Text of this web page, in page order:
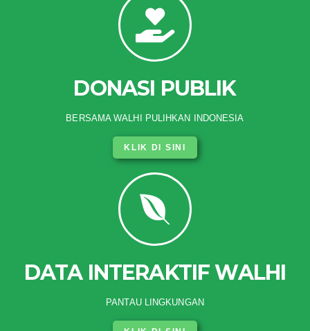
DONASI PUBLIK
BERSAMA WALHI PULIHKAN INDONESIA
KLIK DI SINI
DATA INTERAKTIF WALHI
PANTAU LINGKUNGAN